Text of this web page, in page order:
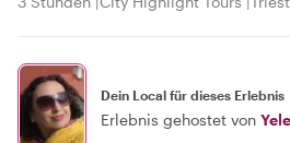
Dein Local für dieses Erlebnis
Erlebnis gehostet von